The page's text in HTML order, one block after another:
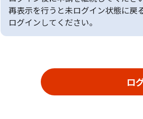
再表示を行うと未ログイン状態に戻
ログインしてください。